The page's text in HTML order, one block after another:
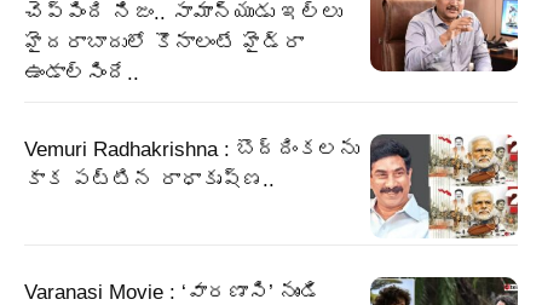
చెప్పింది నిజం.. సామాన్యుడు ఇల్లు
హైదరాబాదులో కొనాలంటే హైడ్రా
ఉండాల్సిందే..
Vemuri Radhakrishna : బొద్దింకలను
కాక పట్టిన రాధాకృష్ణ..
Varanasi Movie : ‘వారణాసి’ నుండి